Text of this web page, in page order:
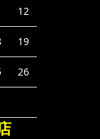
12
19
26